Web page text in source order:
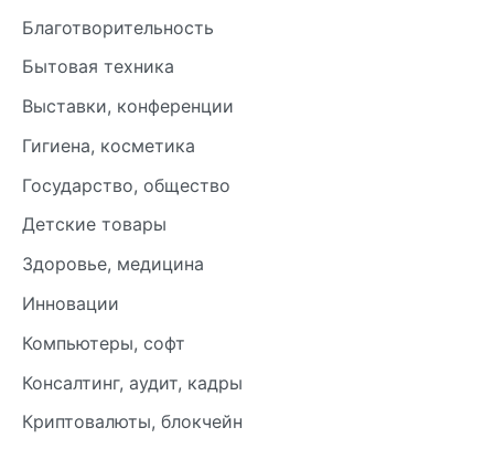
Благотворительность
Бытовая техника
Выставки, конференции
Гигиена, косметика
Государство, общество
Детские товары
Здоровье, медицина
Инновации
Компьютеры, софт
Консалтинг, аудит, кадры
Криптовалюты, блокчейн